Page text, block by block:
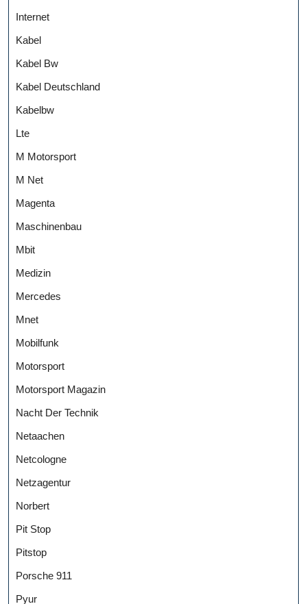
Internet
Kabel
Kabel Bw
Kabel Deutschland
Kabelbw
Lte
M Motorsport
M Net
Magenta
Maschinenbau
Mbit
Medizin
Mercedes
Mnet
Mobilfunk
Motorsport
Motorsport Magazin
Nacht Der Technik
Netaachen
Netcologne
Netzagentur
Norbert
Pit Stop
Pitstop
Porsche 911
Pyur